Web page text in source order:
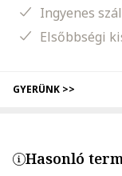
Ingyenes
Elsőbbségi
GYERÜNK >>
Hasonló